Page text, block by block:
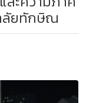
ลัยทักษิณ